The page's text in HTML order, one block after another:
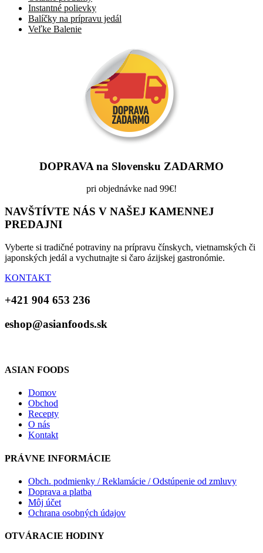
Instantné polievky
Balíčky na prípravu jedál
Veľke Balenie
DOPRAVA na Slovensku ZADARMO
pri objednávke nad 99€!
NAVŠTÍVTE NÁS V NAŠEJ KAMENNEJ
PREDAJNI
Vyberte si tradičné potraviny na prípravu čínskych, vietnamských či
japonských jedál a vychutnajte si čaro ázijskej gastronómie.
KONTAKT
+421 904 653 236
eshop@asianfoods.sk
ASIAN FOODS
Domov
Obchod
Recepty
O nás
Kontakt
PRÁVNE INFORMÁCIE
Obch. podmienky / Reklamácie / Odstúpenie od zmluvy
Doprava a platba
Môj účet
Ochrana osobných údajov
OTVÁRACIE HODINY